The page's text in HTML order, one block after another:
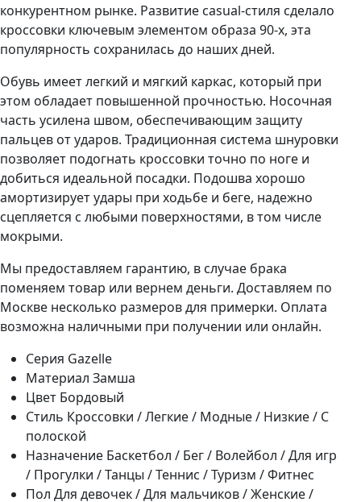
конкурентном рынке. Развитие casual-стиля сделало
кроссовки ключевым элементом образа 90-х, эта
популярность сохранилась до наших дней.
Обувь имеет легкий и мягкий каркас, который при
этом обладает повышенной прочностью. Носочная
часть усилена швом, обеспечивающим защиту
пальцев от ударов. Традиционная система шнуровки
позволяет подогнать кроссовки точно по ноге и
добиться идеальной посадки. Подошва хорошо
амортизирует удары при ходьбе и беге, надежно
сцепляется с любыми поверхностями, в том числе
мокрыми.
Мы предоставляем гарантию, в случае брака
поменяем товар или вернем деньги. Доставляем по
Москве несколько размеров для примерки. Оплата
возможна наличными при получении или онлайн.
Серия Gazelle
Материал Замша
Цвет Бордовый
Стиль Кроссовки / Легкие / Модные / Низкие / С
полоской
Назначение Баскетбол / Бег / Волейбол / Для игр
/ Прогулки / Танцы / Теннис / Туризм / Фитнес
Пол Для девочек / Для мальчиков / Женские /